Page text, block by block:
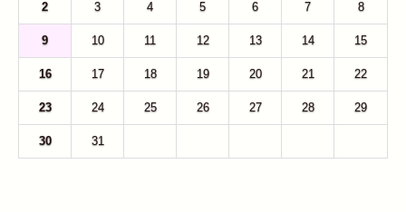
2 3 4 5 6 7 8
9 10 11 12 13 14 15
16 17 18 19 20 21 22
23 24 25 26 27 28 29
30 31